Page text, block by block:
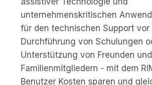
unternehmenskritischen
für den technischen Support vor
Durchführung von Schulungen
Unterstützung von Freunden und
Familienmitgliedern - mit dem
Benutzer Kosten sparen und